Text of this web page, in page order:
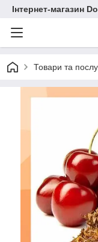
Інтернет-магазин
Товари та